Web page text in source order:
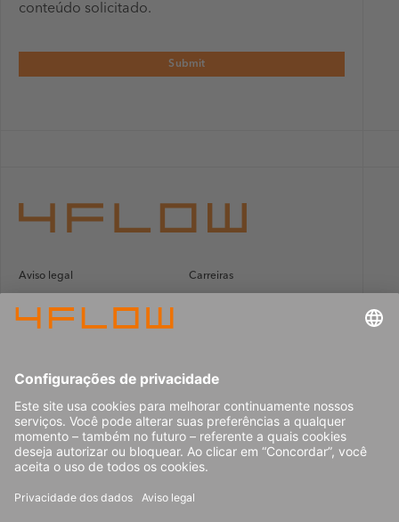
conteúdo solicitado.
Aviso legal
Privacidade de dados
Carreiras
© 2026 4flow SE